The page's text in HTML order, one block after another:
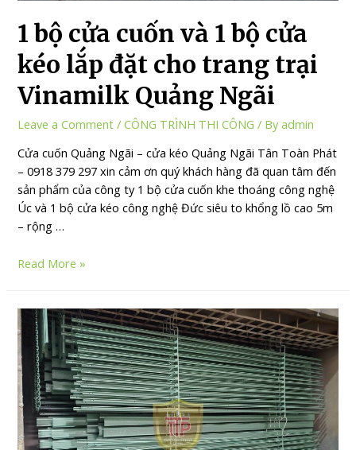
1 bộ cửa cuốn và 1 bộ cửa
kéo lắp đặt cho trang trại
Vinamilk Quảng Ngãi
Leave a Comment /CÔNG TRÌNH THI CÔNG / Byadmin
Cửa cuốn Quảng Ngãi – cửa kéo Quảng Ngãi Tân Toàn Phát
– 0918 379 297 xin cảm ơn quý khách hàng đã quan tâm đến
sản phẩm của công ty 1 bộ cửa cuốn khe thoáng công nghệ
Úc và 1 bộ cửa kéo công nghệ Đức siêu to khổng lồ cao 5m
– rộng …
Read More »